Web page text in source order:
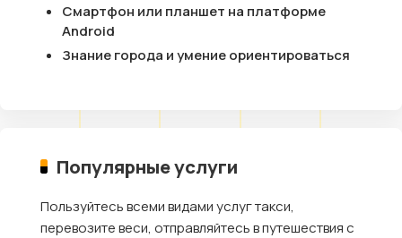
Смартфон или планшет на платформе
Android
Знание города и умение ориентироваться
Популярные услуги
Пользуйтесь всеми видами услуг такси,
перевозите веси, отправляйтесь в путешествия с